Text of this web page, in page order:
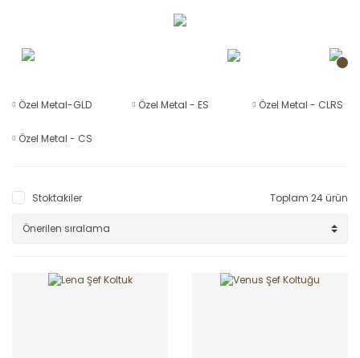
Özel Metal-GLD Özel Metal - ES Özel Metal - CLRS
Özel Metal - CS
Stoktakiler Toplam 24 ürün